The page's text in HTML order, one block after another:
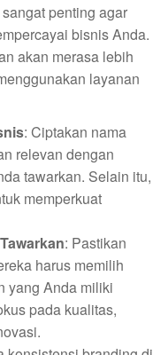
penting agar
bisnis Anda.
akan merasa lebih
layanan
: Ciptakan nama
relevan dengan
tawarkan. Selain itu,
memperkuat
: Pastikan
harus memilih
yang Anda miliki
pada kualitas,